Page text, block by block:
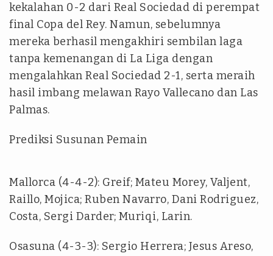
kekalahan 0-2 dari Real Sociedad di perempat
final Copa del Rey. Namun, sebelumnya
mereka berhasil mengakhiri sembilan laga
tanpa kemenangan di La Liga dengan
mengalahkan Real Sociedad 2-1, serta meraih
hasil imbang melawan Rayo Vallecano dan Las
Palmas.
Prediksi Susunan Pemain
Mallorca (4-4-2): Greif; Mateu Morey, Valjent,
Raillo, Mojica; Ruben Navarro, Dani Rodriguez,
Costa, Sergi Darder; Muriqi, Larin.
Osasuna (4-3-3): Sergio Herrera; Jesus Areso,